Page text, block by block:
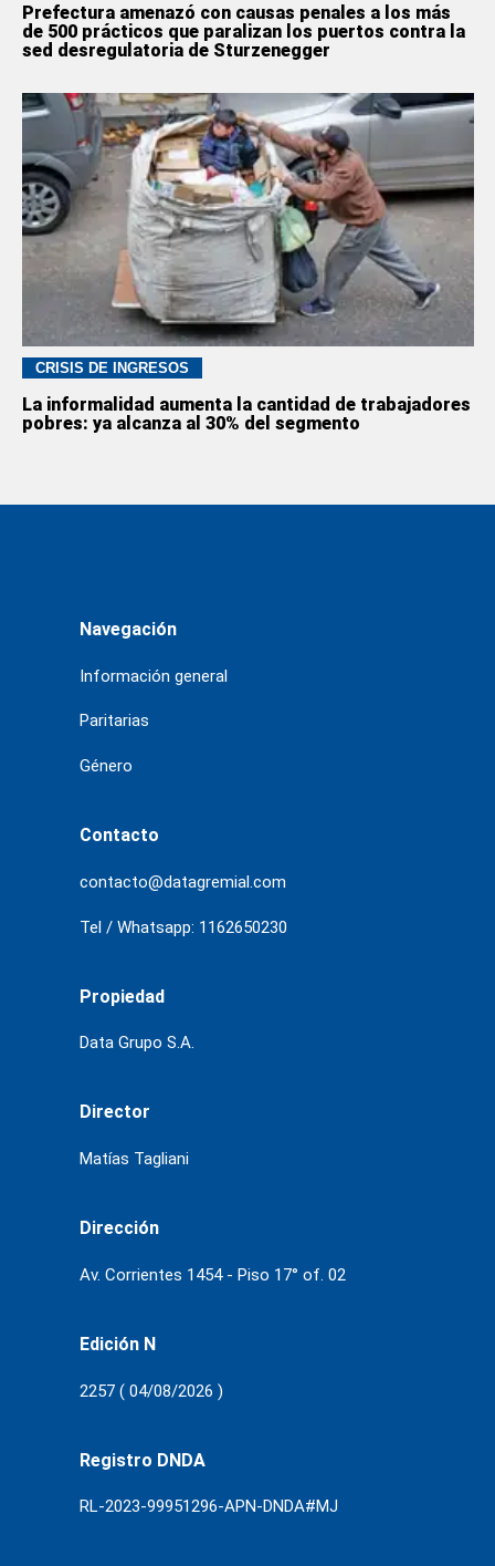
Prefectura amenazó con causas penales a los más
de 500 prácticos que paralizan los puertos contra la
sed desregulatoria de Sturzenegger
CRISIS DE INGRESOS
La informalidad aumenta la cantidad de trabajadores
pobres: ya alcanza al 30% del segmento
Navegación
Información general
Paritarias
Género
Contacto
contacto@datagremial.com
Tel / Whatsapp: 1162650230
Propiedad
Data Grupo S.A.
Director
Matías Tagliani
Dirección
Av. Corrientes 1454 - Piso 17° of. 02
Edición N
2257 ( 04/08/2026 )
Registro DNDA
RL-2023-99951296-APN-DNDA#MJ